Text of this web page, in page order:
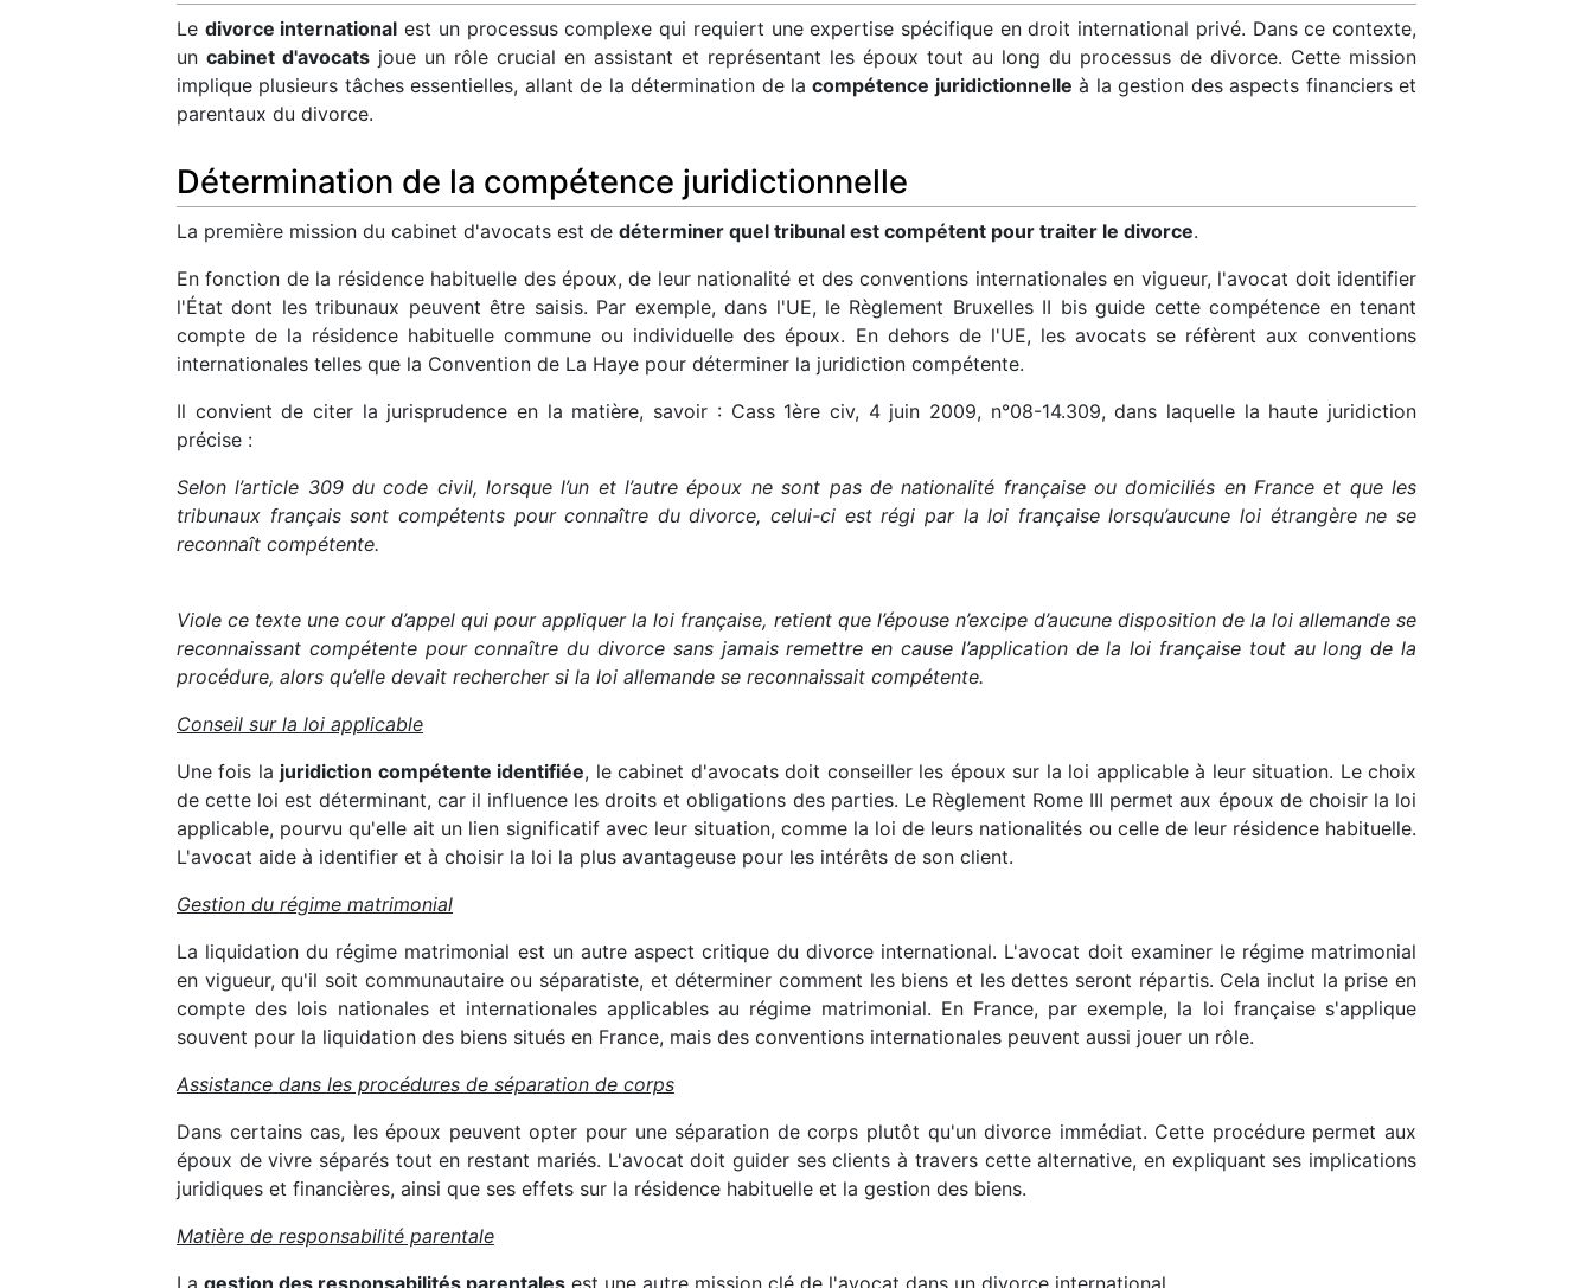
Le divorce international est un processus complexe qui requiert une expertise spécifique en droit international privé. Dans ce contexte,
un cabinet d'avocats joue un rôle crucial en assistant et représentant les époux tout au long du processus de divorce. Cette mission
implique plusieurs tâches essentielles, allant de la détermination de lacompétence juridictionnelle à la gestion des aspects financiers et
parentaux du divorce.
Détermination de la compétence juridictionnelle
La première mission du cabinet d'avocats est de déterminer quel tribunal est compétent pour traiter le divorce.
En fonction de la résidence habituelle des époux, de leur nationalité et des conventions internationales en vigueur, l'avocat doit identifier
l'État dont les tribunaux peuvent être saisis. Par exemple, dans l'UE, le Règlement Bruxelles II bis guide cette compétence en tenant
compte de la résidence habituelle commune ou individuelle des époux. En dehors de l'UE, les avocats se réfèrent aux conventions
internationales telles que la Convention de La Haye pour déterminer la juridiction compétente.
Il convient de citer la jurisprudence en la matière, savoir : Cass 1ère civ, 4 juin 2009, n°08-14.309, dans laquelle la haute juridiction
précise :
Selon l’article 309 du code civil, lorsque l’un et l’autre époux ne sont pas de nationalité française ou domiciliés en France et que les
tribunaux français sont compétents pour connaître du divorce, celui-ci est régi par la loi française lorsqu’aucune loi étrangère ne se
reconnaît compétente.
Viole ce texte une cour d’appel qui pour appliquer la loi française, retient que l’épouse n’excipe d’aucune disposition de la loi allemande se
reconnaissant compétente pour connaître du divorce sans jamais remettre en cause l’application de la loi française tout au long de la
procédure, alors qu’elle devait rechercher si la loi allemande se reconnaissait compétente.
Conseil sur la loi applicable
Une fois la juridiction compétente identifiée, le cabinet d'avocats doit conseiller les époux sur la loi applicable à leur situation. Le choix
de cette loi est déterminant, car il influence les droits et obligations des parties. Le Règlement Rome III permet aux époux de choisir la loi
applicable, pourvu qu'elle ait un lien significatif avec leur situation, comme la loi de leurs nationalités ou celle de leur résidence habituelle.
L'avocat aide à identifier et à choisir la loi la plus avantageuse pour les intérêts de son client.
Gestion du régime matrimonial
La liquidation du régime matrimonial est un autre aspect critique du divorce international. L'avocat doit examiner le régime matrimonial
en vigueur, qu'il soit communautaire ou séparatiste, et déterminer comment les biens et les dettes seront répartis. Cela inclut la prise en
compte des lois nationales et internationales applicables au régime matrimonial. En France, par exemple, la loi française s'applique
souvent pour la liquidation des biens situés en France, mais des conventions internationales peuvent aussi jouer un rôle.
Assistance dans les procédures de séparation de corps
Dans certains cas, les époux peuvent opter pour une séparation de corps plutôt qu'un divorce immédiat. Cette procédure permet aux
époux de vivre séparés tout en restant mariés. L'avocat doit guider ses clients à travers cette alternative, en expliquant ses implications
juridiques et financières, ainsi que ses effets sur la résidence habituelle et la gestion des biens.
Matière de responsabilité parentale